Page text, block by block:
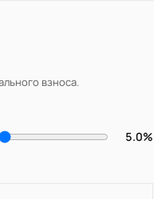
взноса.
5.0%